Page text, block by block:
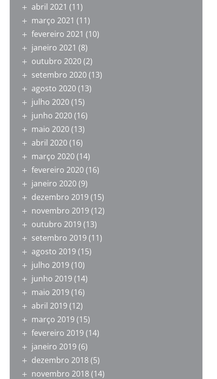
abril 2021 (11)
março 2021 (11)
fevereiro 2021 (10)
janeiro 2021 (8)
outubro 2020(2)
setembro 2020(13)
agosto 2020(13)
julho 2020(15)
junho 2020(16)
maio 2020(13)
abril 2020(16)
março 2020(14)
fevereiro 2020(16)
janeiro 2020(9)
dezembro 2019(15)
novembro 2019(12)
outubro 2019(13)
setembro 2019(11)
agosto 2019(15)
julho 2019(10)
junho 2019(14)
maio 2019(16)
abril 2019(12)
março 2019(15)
fevereiro 2019(14)
janeiro 2019(6)
dezembro 2018(5)
novembro 2018(14)